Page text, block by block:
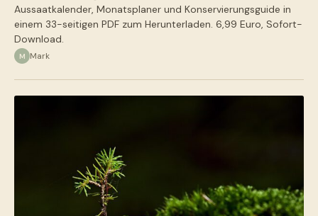
Aussaatkalender, Monatsplaner und Konservierungsguide in
einem 33-seitigen PDF zum Herunterladen. 6,99 Euro, Sofort-
Download.
M Mark